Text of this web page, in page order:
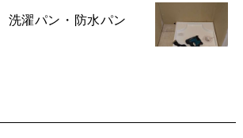
洗濯パン・防水パン